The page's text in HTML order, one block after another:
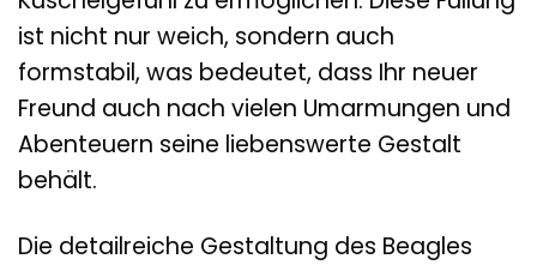
ist nicht nur weich, sondern auch
formstabil, was bedeutet, dass Ihr neuer
Freund auch nach vielen Umarmungen und
Abenteuern seine liebenswerte Gestalt
behält.
Die detailreiche Gestaltung des Beagles